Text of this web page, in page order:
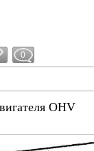
0
OHV